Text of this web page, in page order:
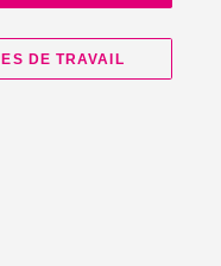
DE TRAVAIL